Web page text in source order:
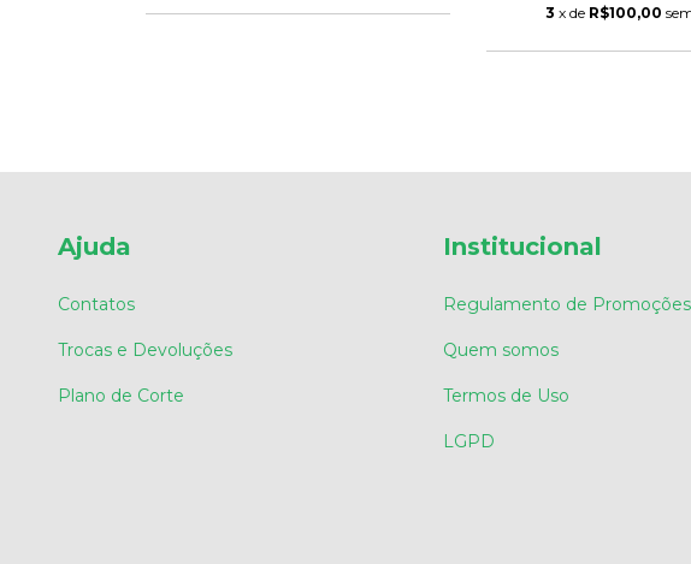
3 x de R$100,00
Ajuda
Contatos
Trocas e Devoluções
Plano de Corte
Institucional
Regulamento de Promoções
Quem somos
Termos de Uso
LGPD